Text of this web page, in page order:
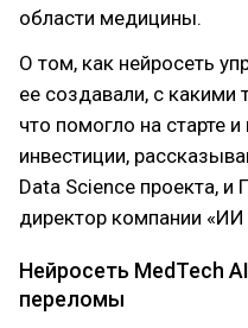
области медицины.
О том, как нейросеть
ее создавали, с какими
что помогло на старте
инвестиции,
Data Science проекта, и
директор компании
Нейросеть MedTech
переломы